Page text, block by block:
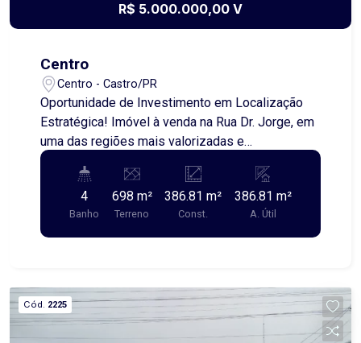
R$ 5.000.000,00 V
Centro
Centro - Castro/PR
Oportunidade de Investimento em Localização
Estratégica! Imóvel à venda na Rua Dr. Jorge, em
uma das regiões mais valorizadas e
movimentadas da cidade. Com um terreno de 698
m², medindo 28,00 x 24,93 metros, esta é uma
excelente oportunidade para investidores e
empreendedores que buscam um ponto
comercial de alto potencial. O imóvel possui
ideal para locação ou instalação de diferentes
segmentos comerciais. Destaques: * Terreno
amplo com excelente aproveitamento; *
4
Banho
698 m²
Terreno
386.81 m²
Const.
386.81 m²
A. Útil
Cód. 2225